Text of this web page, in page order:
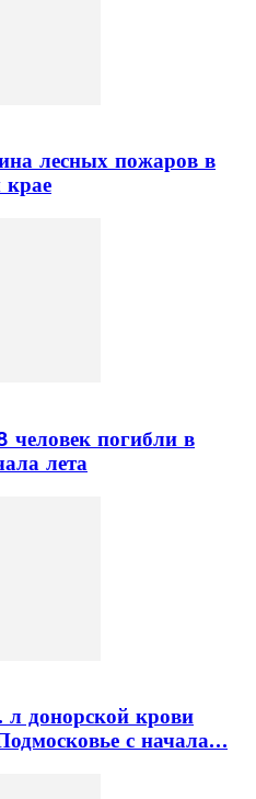
лесных пожаров в
крае
человек погибли в
лета
донорской крови
с начала…